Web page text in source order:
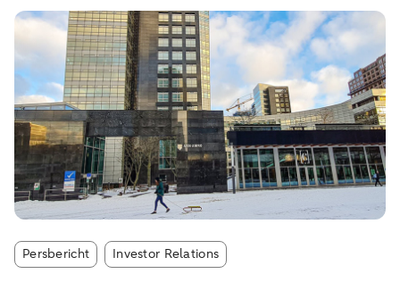
Persbericht Article tags:
Investor Relations